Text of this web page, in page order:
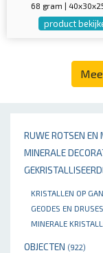
RUWE ROTSEN EN
MINERALE
KRISTALLEN OP
GEODES EN DRUSES
MINERALE
OBJECTEN (922)
68 gram |
product